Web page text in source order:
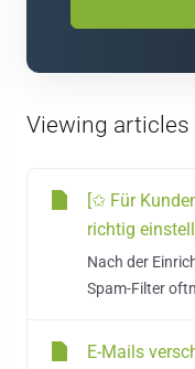
Viewing
[✩ Für
richtig
Nach der
Spam-Filter
E-Mails